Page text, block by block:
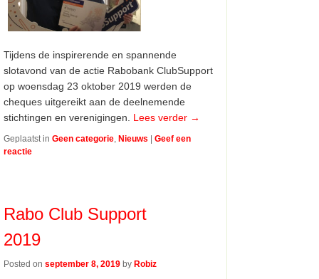
Tijdens de inspirerende en spannende
slotavond van de actie Rabobank ClubSupport
op woensdag 23 oktober 2019 werden de
cheques uitgereikt aan de deelnemende
stichtingen en verenigingen. Lees verder →
Geplaatst in Geen categorie, Nieuws |Geef een
reactie
Rabo Club Support
2019
Posted onseptember 8, 2019 by Robiz